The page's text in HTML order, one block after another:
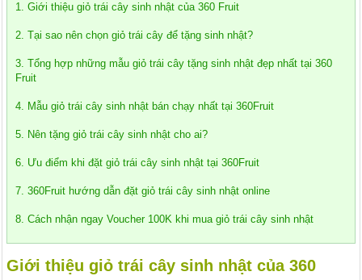
1. Giới thiệu giỏ trái cây sinh nhật của 360 Fruit
2. Tại sao nên chọn giỏ trái cây để tặng sinh nhật?
3. Tổng hợp những mẫu giỏ trái cây tặng sinh nhật đẹp nhất tại 360
Fruit
4. Mẫu giỏ trái cây sinh nhật bán chạy nhất tại 360Fruit
5. Nên tặng giỏ trái cây sinh nhật cho ai?
6. Ưu điểm khi đặt giỏ trái cây sinh nhật tại 360Fruit
7. 360Fruit hướng dẫn đặt giỏ trái cây sinh nhật online
8. Cách nhận ngay Voucher 100K khi mua giỏ trái cây sinh nhật
Giới thiệu giỏ trái cây sinh nhật của 360